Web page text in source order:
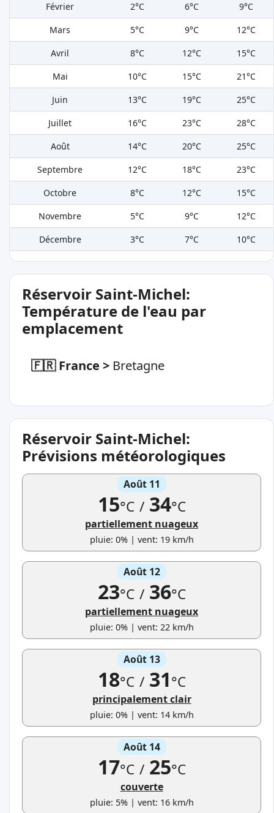
Février
2°C 6°C
9°C
Mars
5°C 9°C
12°C
Avril
8°C 12°C
15°C
Mai
10°C 15°C
21°C
Juin
13°C 19°C
25°C
Juillet
16°C 23°C
28°C
Août
14°C 20°C
25°C
Septembre
12°C 18°C
23°C
Octobre
8°C 12°C
15°C
Novembre
5°C 9°C
12°C
Décembre
3°C 7°C 10°C
Réservoir Saint-Michel:
Température de l'eau par
emplacement
🇫🇷 France > Bretagne
Réservoir Saint-Michel:
Prévisions météorologiques
Août 11
15°C /34°C
partiellement nuageux
pluie: 0% | vent: 19 km/h
Août 12
23°C /36°C
partiellement nuageux
pluie: 0% | vent: 22 km/h
Août 13
18°C /31°C
principalement clair
pluie: 0% | vent: 14 km/h
Août 14
17°C /25°C
couverte
pluie: 5% | vent: 16 km/h